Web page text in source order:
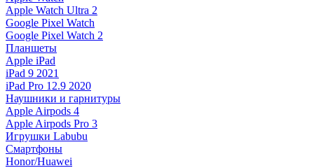
Apple Watch Ultra 2
Google Pixel Watch
Google Pixel Watch 2
Планшеты
Apple iPad
iPad 9 2021
iPad Pro 12.9 2020
Наушники и гарнитуры
Apple Airpods 4
Apple Airpods Pro 3
Игрушки Labubu
Смартфоны
Honor/Huawei